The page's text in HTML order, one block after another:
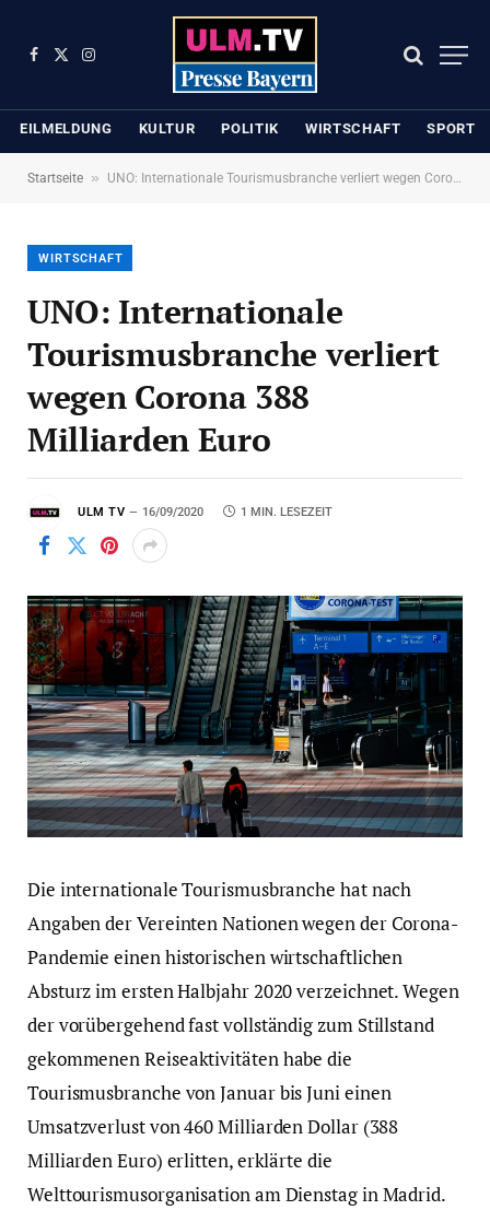
Facebook
X
Instagram
EILMELDUNG KULTUR POLITIK WIRTSCHAFT SPORT
Startseite » UNO: Internationale Tourismusbranche verliert wegen Corona 388 Milliarden Euro
WIRTSCHAFT
UNO: Internationale
Tourismusbranche verliert
wegen Corona 388
Milliarden Euro
ULM TV 16/09/2020 1 MIN. LESEZEIT
Die internationale Tourismusbranche hat nach
Angaben der Vereinten Nationen wegen der Corona-
Pandemie einen historischen wirtschaftlichen
Absturz im ersten Halbjahr 2020 verzeichnet. Wegen
der vorübergehend fast vollständig zum Stillstand
gekommenen Reiseaktivitäten habe die
Tourismusbranche von Januar bis Juni einen
Umsatzverlust von 460 Milliarden Dollar (388
Milliarden Euro) erlitten, erklärte die
Welttourismusorganisation am Dienstag in Madrid.